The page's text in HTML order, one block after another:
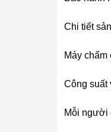
Chi tiết
Máy
Công suất
Mỗi người